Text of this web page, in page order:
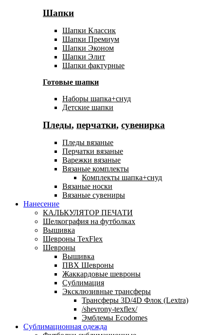
Шапки
Шапки Классик
Шапки Премиум
Шапки Эконом
Шапки Элит
Шапки фактурные
Готовые шапки
Наборы шапка+снуд
Детские шапки
Пледы, перчатки, сувенирка
Пледы вязаные
Перчатки вязаные
Варежки вязаные
Вязаные комплекты
Комплекты шапка+снуд
Вязаные носки
Вязаные сувениры
Нанесение
КАЛЬКУЛЯТОР ПЕЧАТИ
Шелкография на футболках
Вышивка
Шевроны TexFlex
Шевроны
Вышивка
ПВХ Шевроны
Жаккардовые шевроны
Сублимация
Эксклюзивные трансферы
Трансферы 3D/4D Флок (Lextra)
/shevrony-texflex/
Эмблемы Ecodomes
Сублимационная одежда